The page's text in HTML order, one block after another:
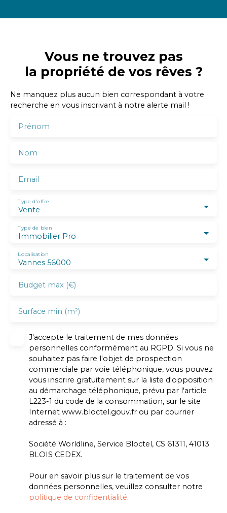
Vous ne trouvez pas
la propriété de vos rêves ?
Ne manquez plus aucun bien correspondant à votre
recherche en vous inscrivant à notre alerte mail !
Prénom
Nom
Email
Vente
Type d'offre
Immobilier Pro
Type de bien
Vannes 56000
Localisation
Budget max (€)
Surface min (m²)
J'accepte le traitement de mes données
personnelles conformément au RGPD. Si vous ne
souhaitez pas faire l'objet de prospection
commerciale par voie téléphonique, vous pouvez
vous inscrire gratuitement sur la liste d'opposition
au démarchage téléphonique, prévu par l'article
L223-1 du code de la consommation, sur le site
Internet www.bloctel.gouv.fr ou par courrier
adressé à :
Société Worldline, Service Bloctel, CS 61311, 41013
BLOIS CEDEX.
Pour en savoir plus sur le traitement de vos
données personnelles, veuillez consulter notre
politique de confidentialité.